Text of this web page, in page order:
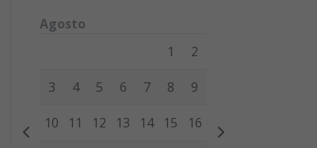
Agosto
Miércoles Jueves
1 2
3 4 5 6 7 8 9
10 11 12 13 14 15 16